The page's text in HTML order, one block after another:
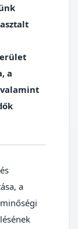
a
a